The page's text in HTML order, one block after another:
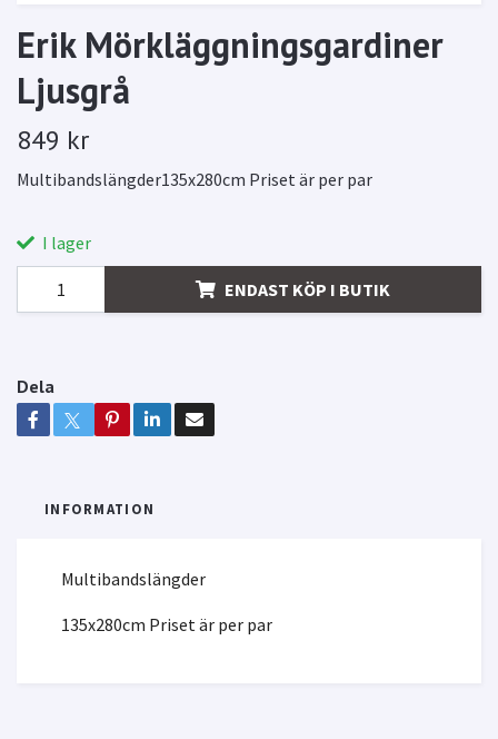
Erik Mörkläggningsgardiner
Ljusgrå
849 kr
Multibandslängder135x280cm Priset är per par
I lager
ENDAST KÖP I BUTIK
Dela
INFORMATION
Multibandslängder
135x280cm Priset är per par